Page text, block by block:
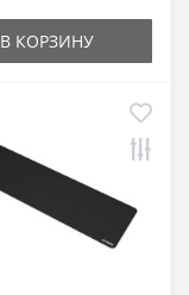
В КОРЗИНУ